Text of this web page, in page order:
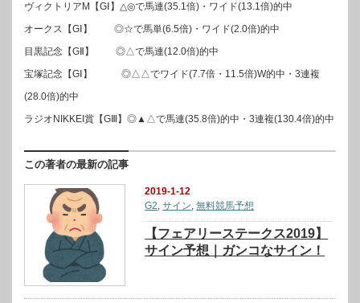
ヴィクトリアM【GⅠ】△◎で馬連(35.1倍)・ワイド(13.1倍)的中
オークス【GⅠ】 ◎☆で馬単(6.5倍)・ワイド(2.0倍)的中
目黒記念【GⅡ】 ◎△で馬連(12.0倍)的中
宝塚記念【GⅠ】 ◎△△でワイド(7.7倍・11.5倍)W的中・3連複
(28.0倍)的中
ラジオNIKKEI賞【GⅢ】◎▲△で馬連(35.8倍)的中・3連複(130.4倍)的中
この著者の最新の記事
2019-1-12
G2,サイン,無料競馬予想
【フェアリーステークス2019】
サイン予想｜ガンコなサイン！